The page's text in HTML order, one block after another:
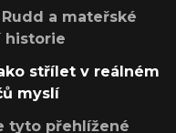
a mateřské
historie
střílet v reálném
myslí
tyto přehlížené